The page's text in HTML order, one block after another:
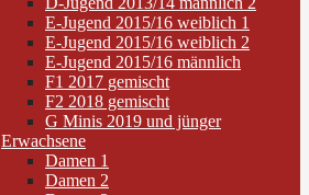
E-Jugend 2015/16 weiblich 1
E-Jugend 2015/16 weiblich 2
E-Jugend 2015/16 männlich
F1 2017 gemischt
F2 2018 gemischt
G Minis 2019 und jünger
Erwachsene
Damen 1
Damen 2